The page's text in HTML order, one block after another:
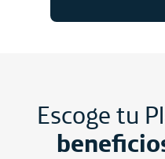
Escoge tu